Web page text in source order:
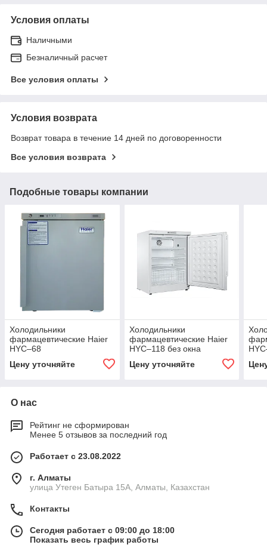
Условия оплаты
Наличными
Безналичный расчет
Все условия оплаты
Условия возврата
Возврат товара в течение 14 дней по договоренности
Все условия возврата
Подобные товары компании
Холодильники
фармацевтические Haier
HYC–68
Цену уточняйте
Холодильники
фармацевтические Haier
HYC–118 без окна
Цену уточняйте
О нас
Рейтинг не сформирован
Менее 5 отзывов за последний год
Работает с 23.08.2022
г. Алматы
улица Утеген Батыра 15А, Алматы, Казахстан
Контакты
Сегодня работает с 09:00 до 18:00
Показать весь график работы